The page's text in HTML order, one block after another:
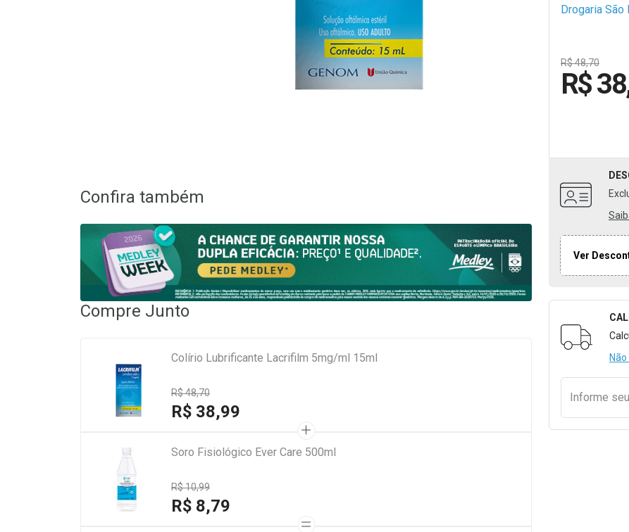
contato, sol,
dentre outros.
Drogaria São
R$ 48,70
R$
Ver
Informe
Confira também
Compre Junto
Colírio Lubrificante Lacrifilm 5mg/ml 15ml
R$ 48,70
R$ 38,99
Soro Fisiológico Ever Care 500ml
R$ 10,99
R$ 8,79